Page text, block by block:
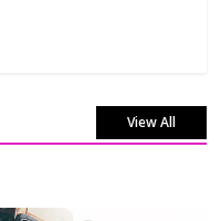
View All